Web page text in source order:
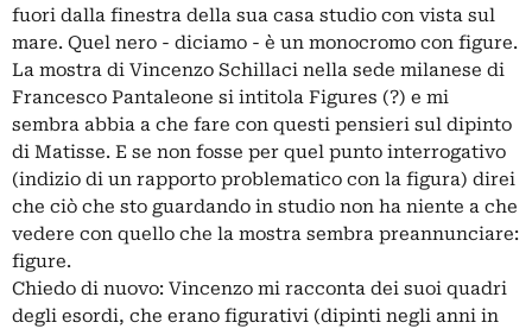
fuori dalla finestra della sua casa studio con vista sul
mare. Quel nero - diciamo - è un monocromo con figure.
La mostra di Vincenzo Schillaci nella sede milanese di
Francesco Pantaleone si intitola Figures (?) e mi
sembra abbia a che fare con questi pensieri sul dipinto
di Matisse. E se non fosse per quel punto interrogativo
(indizio di un rapporto problematico con la figura) direi
che ciò che sto guardando in studio non ha niente a che
vedere con quello che la mostra sembra preannunciare:
figure.
Chiedo di nuovo: Vincenzo mi racconta dei suoi quadri
degli esordi, che erano figurativi (dipinti negli anni in